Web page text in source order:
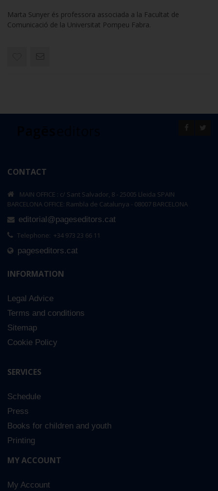
Marta Sunyer és professora associada a la Facultat de
Comunicació de la Universitat Pompeu Fabra.
CONTACT
MAIN OFFICE : c/ Sant Salvador, 8 - 25005 Lleida SPAIN
BARCELONA OFFICE: Rambla de Catalunya - 08007 BARCELONA
editorial@pageseditors.cat
Telephone: +34 973 23 66 11
pageseditors.cat
INFORMATION
Legal Advice
Terms and conditions
Sitemap
Cookie Policy
SERVICES
Schedule
Press
Books for children and youth
Printing
MY ACCOUNT
My Account